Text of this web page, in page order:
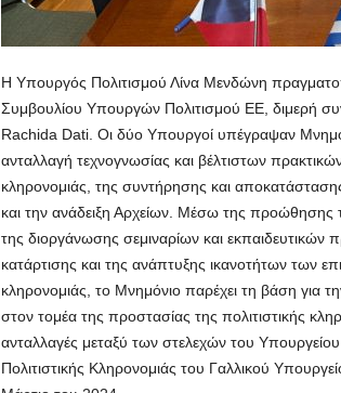
Η Υπουργός Πολιτισμού Λίνα Μενδώνη
Συμβουλίου Υπουργών Πολιτισμού ΕΕ, διμερή
Rachida Dati. Οι δύο Υπουργοί υπέγραψαν
ανταλλαγή τεχνογνωσίας και βέλτιστων
κληρονομιάς, της συντήρησης και
και την ανάδειξη Αρχείων. Μέσω της προώθησης
της διοργάνωσης σεμιναρίων και
κατάρτισης και της ανάπτυξης ικανοτήτων των
κληρονομιάς, το Μνημόνιο παρέχει τη βάση
στον τομέα της προστασίας της πολιτιστικής
ανταλλαγές μεταξύ των στελεχών του
Πολιτιστικής Κληρονομιάς του Γαλλικού